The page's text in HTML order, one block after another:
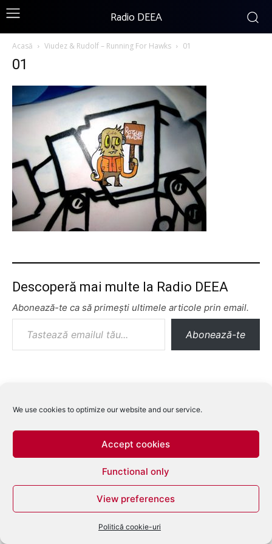
We use cookies to optimize our website and our service.
Accept cookies
Functional only
View preferences
Politică cookie-uri
Radio DEEA
Acasă Viudez & Rudolf – Running For Hawks 01
01
Descoperă mai multe la Radio DEEA
Abonează-te ca să primești ultimele articole prin email.
Tastează emailul tău...
Abonează-te